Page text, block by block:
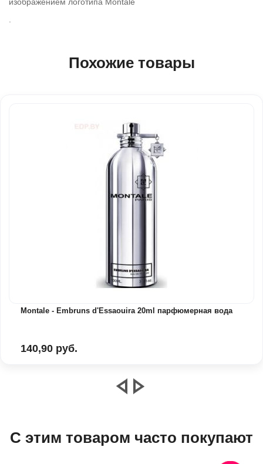
Похожие товары
Montale - Embruns d'Essaouira 20ml парфюмерная вода
140,90 руб.
С этим товаром часто покупают